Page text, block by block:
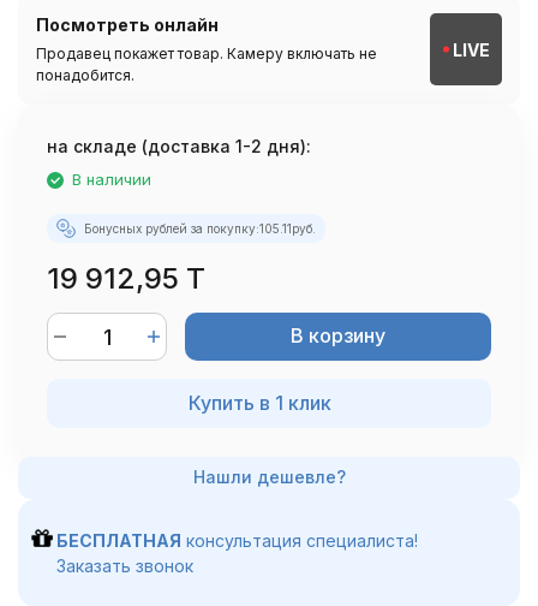
Посмотреть онлайн
Продавец покажет товар. Камеру включать не
понадобится.
LIVE
на складе (доставка 1-2 дня):
В наличии
Бонусных рублей за покупку:105.11руб.
19 912,95 T
В корзину
Купить в 1 клик
БЕСПЛАТНАЯ консультация специалиста!
Заказать звонок